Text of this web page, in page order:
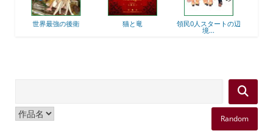
強の後衛 猫と竜 領民0人スタートの辺 ここは俺に任せて先に
Random